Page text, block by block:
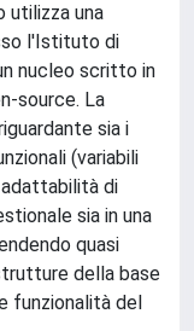
utilizza una
l'Istituto di
nucleo scritto in
source. La
sia i
(variabili
di
sia in una
quasi
della base
funzionalità del